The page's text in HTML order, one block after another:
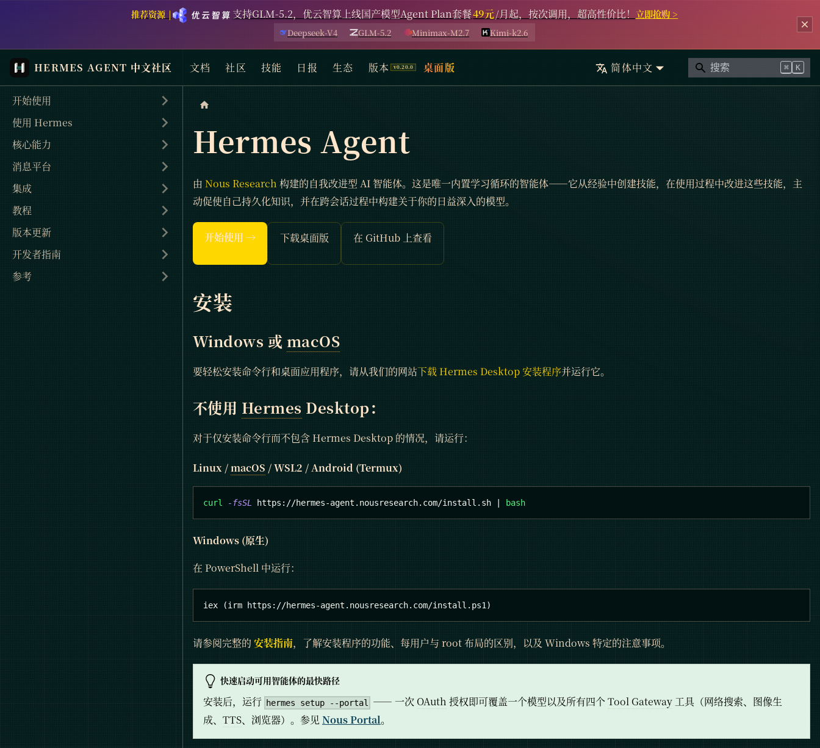
推荐资源 | 支持GLM-5.2，优云智算上线国产模型Agent Plan套餐49元/月起，按次调用，超高性价比！ 立即抢购 >
Deepseek-V4 GLM-5.2 Minimax-M2.7 Kimi-k2.6
HERMES AGENT 中文社区 文档 社区 技能 日报 生态 版本 桌面版 简体中文 ⌘ K
开始使用
使用 Hermes
核心能力
消息平台
集成
教程
版本更新
开发者指南
参考
Hermes Agent
由 Nous Research 构建的自我改进型 AI 智能体。这是唯一内置学习循环的智能体——它从经验中创建技能，在使用过程中改进这些技能，主
动促使自己持久化知识，并在跨会话过程中构建关于你的日益深入的模型。
开始使用 → 下载桌面版 在 GitHub 上查看
安装
Windows 或 macOS
要轻松安装命令行和桌面应用程序，请从我们的网站下载 Hermes Desktop 安装程序并运行它。
不使用 Hermes Desktop：
对于仅安装命令行而不包含 Hermes Desktop 的情况，请运行：
Linux /macOS / WSL2 / Android (Termux)
curl -fsSL https://hermes-agent.nousresearch.com/install.sh bash
Windows (原生)
在 PowerShell 中运行：
iex (irm https://hermes-agent.nousresearch.com/install.ps1)
请参阅完整的 安装指南，了解安装程序的功能、每用户与 root 布局的区别，以及 Windows 特定的注意事项。
快速启动可用智能体的最快路径
安装后，运行 hermes setup --portal —— 一次 OAuth 授权即可覆盖一个模型以及所有四个Tool Gateway 工具（网络搜索、图像生
成、 TTS、浏览器）。参见 Nous Portal。